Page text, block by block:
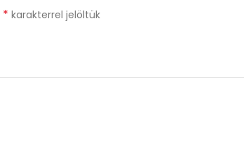
* karakterrel jelöltük